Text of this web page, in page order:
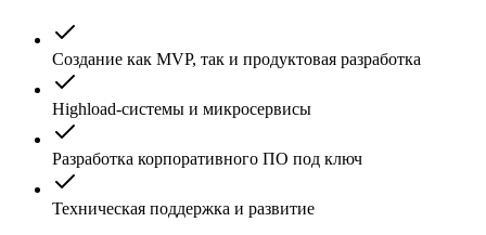
Создание как MVP, так и продуктовая разработка
Highload-системы и микросервисы
Разработка корпоративного ПО под ключ
Техническая поддержка и развитие